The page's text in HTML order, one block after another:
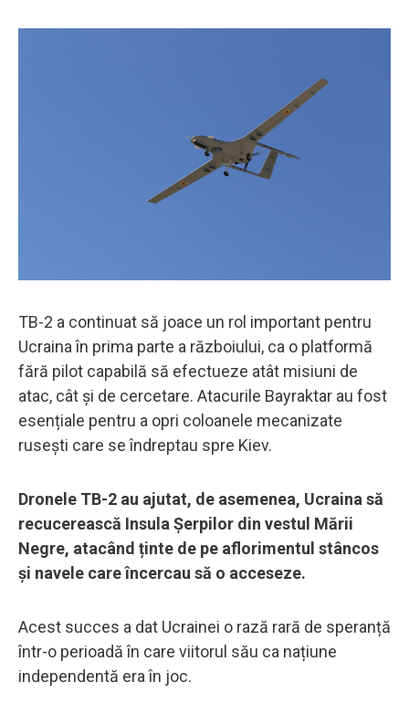
TB-2 a continuat să joace un rol important pentru
Ucraina în prima parte a războiului, ca o platformă
fără pilot capabilă să efectueze atât misiuni de
atac, cât și de cercetare. Atacurile Bayraktar au fost
esențiale pentru a opri coloanele mecanizate
rusești care se îndreptau spre Kiev.
Dronele TB-2 au ajutat, de asemenea, Ucraina să
recucerească Insula Șerpilor din vestul Mării
Negre, atacând ținte de pe aflorimentul stâncos
și navele care încercau să o acceseze.
Acest succes a dat Ucrainei o rază rară de speranță
într-o perioadă în care viitorul său ca națiune
independentă era în joc.